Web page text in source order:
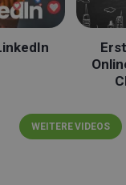
WEITERE VIDEOS